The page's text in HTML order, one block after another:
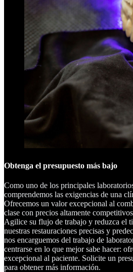
Obtenga el presupuesto más bajo
Como uno de los principales
comprendemos las exigencias de una
Ofrecemos un valor excepcional al
clase con precios altamente
Agilice su flujo de trabajo y reduzca el
nuestras restauraciones precisas y
nos encarguemos del trabajo de
centrarse en lo que mejor sabe hacer:
excepcional al paciente. Solicite un
para obtener más información.